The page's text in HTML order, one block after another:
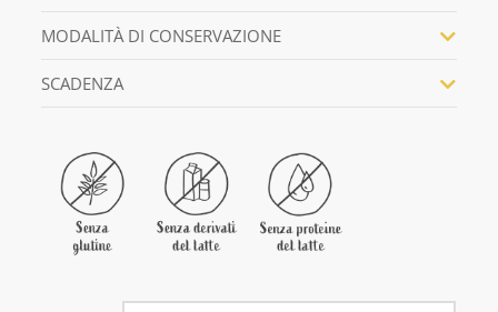
MODALITÀ DI CONSERVAZIONE
SCADENZA